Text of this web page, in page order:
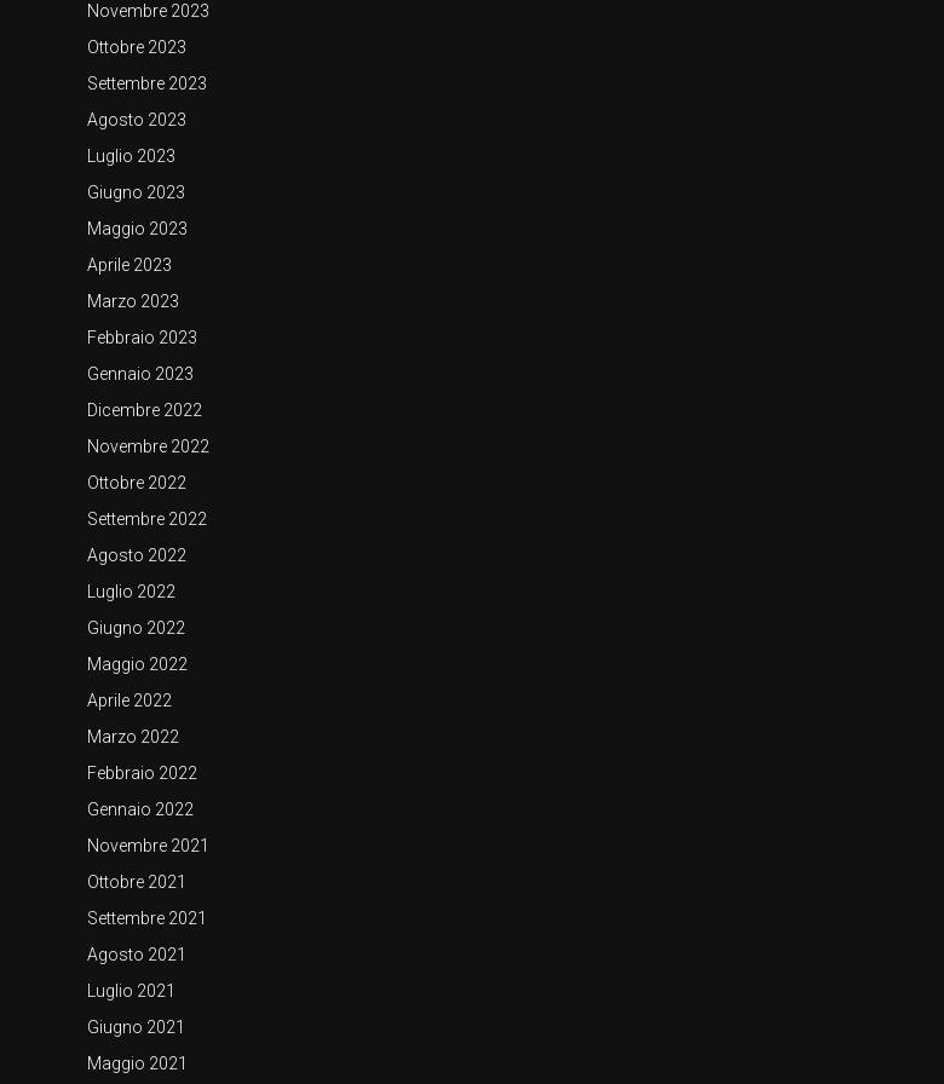
Novembre 2023
Ottobre 2023
Settembre 2023
Agosto 2023
Luglio 2023
Giugno 2023
Maggio 2023
Aprile 2023
Marzo 2023
Febbraio 2023
Gennaio 2023
Dicembre 2022
Novembre 2022
Ottobre 2022
Settembre 2022
Agosto 2022
Luglio 2022
Giugno 2022
Maggio 2022
Aprile 2022
Marzo 2022
Febbraio 2022
Gennaio 2022
Novembre 2021
Ottobre 2021
Settembre 2021
Agosto 2021
Luglio 2021
Giugno 2021
Maggio 2021